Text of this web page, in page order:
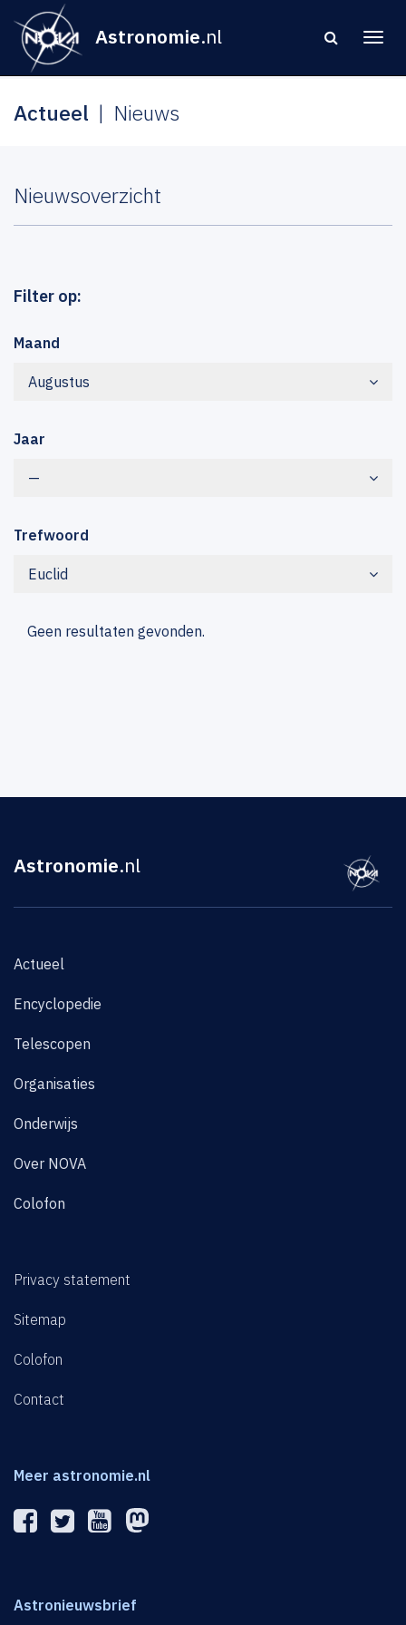
Astronomie.nl
Actueel Nieuws
Nieuwsoverzicht
Filter op:
Maand
Augustus
Jaar
—
Trefwoord
Euclid
Geen resultaten gevonden.
Astronomie.nl
Actueel
Encyclopedie
Telescopen
Organisaties
Onderwijs
Over NOVA
Colofon
Privacy statement
Sitemap
Colofon
Contact
Meer astronomie.nl
Astronieuwsbrief